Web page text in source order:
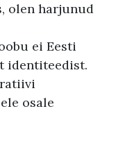
olen harjunud
ei Eesti
identiteedist.
osale